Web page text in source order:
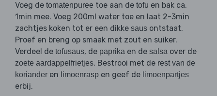
Voeg de tomatenpuree toe aan de tofu en bak ca.
1min mee. Voeg 200ml water toe en laat 2-3min
zachtjes koken tot er een dikke saus ontstaat.
Proef en breng op smaak met zout en suiker.
Verdeel de tofusaus, de paprika en de salsa over de
zoete aardappelfrietjes. Bestrooi met de rest van de
koriander en limoenrasp en geef de limoenpartjes
erbij.